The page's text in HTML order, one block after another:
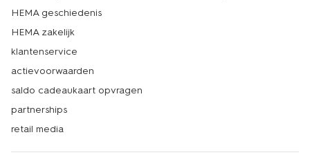
HEMA geschiedenis
HEMA zakelijk
klantenservice
actievoorwaarden
saldo cadeaukaart opvragen
partnerships
retail media